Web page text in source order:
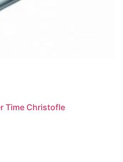
Time Christofle